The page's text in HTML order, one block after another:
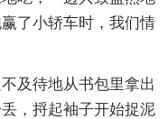
了小轿车时，我们情
及待地从书包里拿出
，捋起袖子开始捉泥